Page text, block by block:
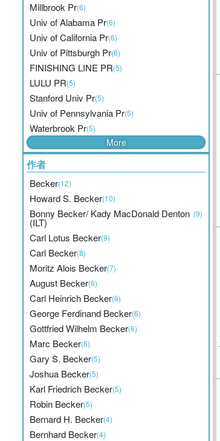
Millbrook Pr(6)
Univ of Alabama Pr(6)
Univ of California Pr(6)
Univ of Pittsburgh Pr(6)
FINISHING LINE PR(5)
LULU PR(5)
Stanford Univ Pr(5)
Univ of Pennsylvania Pr(5)
Waterbrook Pr(5)
More
作者
Becker(12)
Howard S. Becker(10)
Bonny Becker/ Kady MacDonald Denton
(ILT)
(9)
Carl Lotus Becker(9)
Carl Becker(8)
Moritz Alois Becker(7)
August Becker(6)
Carl Heinrich Becker(6)
George Ferdinand Becker(6)
Gottfried Wilhelm Becker(6)
Marc Becker(6)
Gary S. Becker(5)
Joshua Becker(5)
Karl Friedrich Becker(5)
Robin Becker(5)
Bernard H. Becker(4)
Bernhard Becker(4)